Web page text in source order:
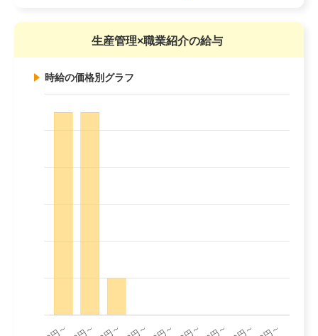
生産管理×職業紹介の給与
時給の価格別グラフ